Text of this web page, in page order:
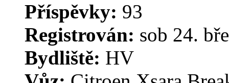
Příspěvky: 93
Registrován: sob 24.
Bydliště: HV